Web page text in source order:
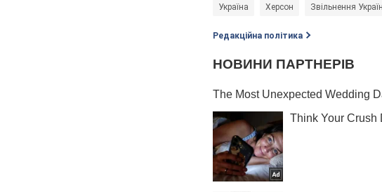
Україна Херсон Звільнення
Редакційна політика